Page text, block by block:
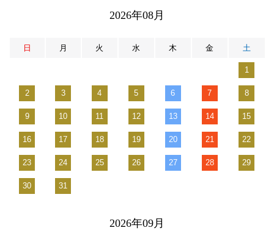
2026年08月
日 月 火 水 木 金 土
1
2 3 4 5 6 7 8
9 10 11 12 13 14 15
16 17 18 19 20 21 22
23 24 25 26 27 28 29
30 31
2026年09月